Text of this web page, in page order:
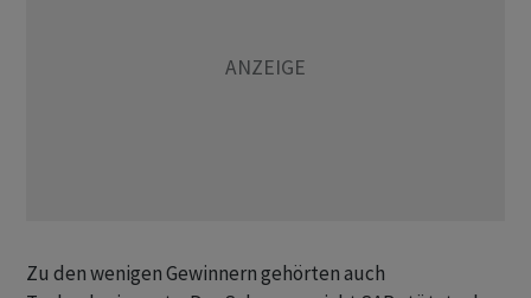
Zu den wenigen Gewinnern gehörten auch